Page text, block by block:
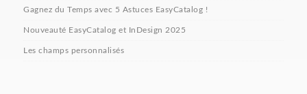
Gagnez du Temps avec 5 Astuces EasyCatalog !
Nouveauté EasyCatalog et InDesign 2025
Les champs personnalisés